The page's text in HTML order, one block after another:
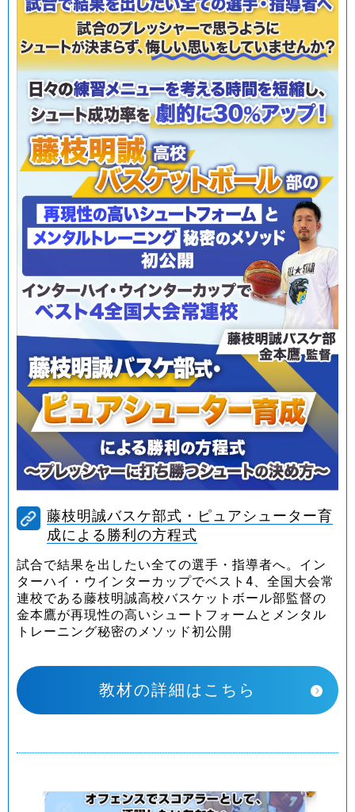
藤枝明誠バスケ部式・ピュアシューター育
成による勝利の方程式
試合で結果を出したい全ての選手・指導者へ。イン
ターハイ・ウインターカップでベスト4、全国大会常
連校である藤枝明誠高校バスケットボール部監督の
金本鷹が再現性の高いシュートフォームとメンタル
トレーニング秘密のメソッド初公開
教材の詳細はこちら